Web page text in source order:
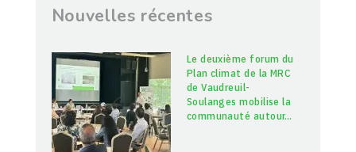
Nouvelles récentes
Le deuxième forum du
Plan climat de la MRC
de Vaudreuil-
Soulanges mobilise la
communauté autour…